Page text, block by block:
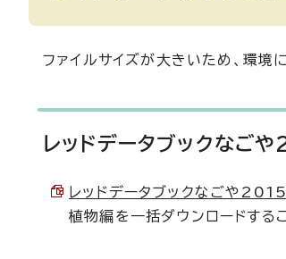
ファイルサイズが大きいため、環境
レッドデータブックな
レッドデータブックなごや
植物編を一括ダウンロードする